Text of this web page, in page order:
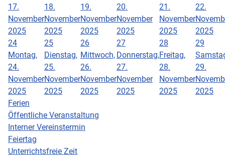
17.
November
2025
18.
November
2025
19.
November
2025
20.
November
2025
21.
November
2025
22.
2025
24
Montag,
24.
November
2025
25
Dienstag,
25.
November
2025
26
Mittwoch,
26.
November
2025
27
Donnerstag,
27.
November
2025
28
Freitag,
28.
November
2025
29
29.
2025
Ferien
Öffentliche Veranstaltung
Interner Vereinstermin
Feiertag
Unterrichtsfreie Zeit